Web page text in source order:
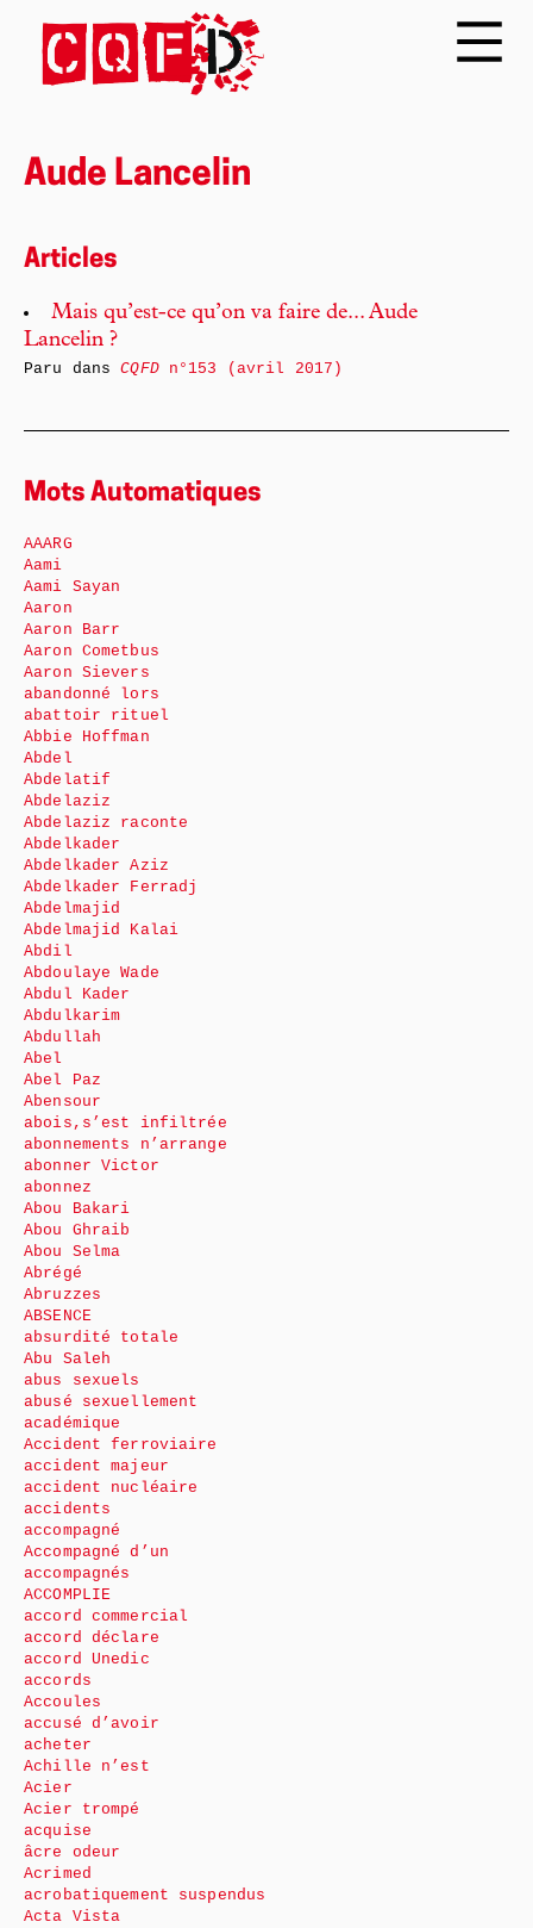
Aude Lancelin
Articles
Mais qu’est-ce qu’on va faire de... Aude
Lancelin ?
Paru dansCQFDn°153 (avril 2017)
Mots Automatiques
AAARG
Aami
Aami Sayan
Aaron
Aaron Barr
Aaron Cometbus
Aaron Sievers
abandonné lors
abattoir rituel
Abbie Hoffman
Abdel
Abdelatif
Abdelaziz
Abdelaziz raconte
Abdelkader
Abdelkader Aziz
Abdelkader Ferradj
Abdelmajid
Abdelmajid Kalai
Abdil
Abdoulaye Wade
Abdul Kader
Abdulkarim
Abdullah
Abel
Abel Paz
Abensour
abois,s’est infiltrée
abonnements n’arrange
abonner Victor
abonnez
Abou Bakari
Abou Ghraib
Abou Selma
Abrégé
Abruzzes
ABSENCE
absurdité totale
Abu Saleh
abus sexuels
abusé sexuellement
académique
Accident ferroviaire
accident majeur
accident nucléaire
accidents
accompagné
Accompagné d’un
accompagnés
ACCOMPLIE
accord commercial
accord déclare
accord Unedic
accords
Accoules
accusé d’avoir
acheter
Achille n’est
Acier
Acier trompé
acquise
âcre odeur
Acrimed
acrobatiquement suspendus
Acta Vista